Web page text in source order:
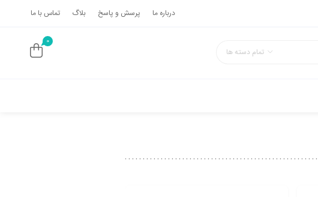
درباره ما پرسش و پاسخ بلاگ تماس با ما
تمام دسته ها
0